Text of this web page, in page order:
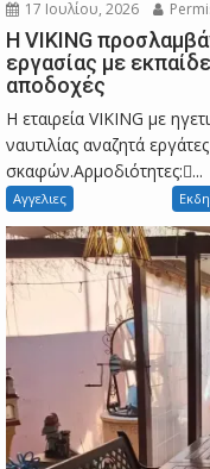
17 Ιουλίου, 2026
Η VIKING
εργασίας με
αποδοχές
Η εταιρεία VIKING με
ναυτιλίας αναζητά
σκαφών.Αρμοδιότητες:...
Αγγελιες